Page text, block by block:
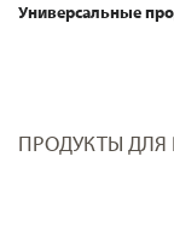
Универсальные
ПРОДУКТЫ